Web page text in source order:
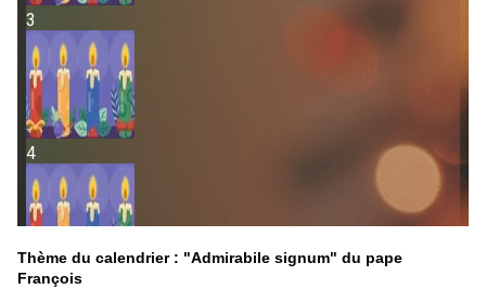
Thème du calendrier : "Admirabile signum" du pape
François